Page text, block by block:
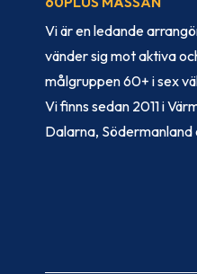
Vi är en ledande
vänder sig mot aktiva
målgruppen 60+ i sex
Vi finns sedan 2011 i
Dalarna, Södermanland